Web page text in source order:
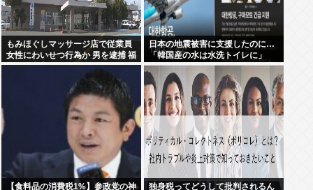
もみほぐしマッサージ店で従業員
女性にわいせつ行為か 男を逮捕 福
島・郡山市
日本の地震被害に支援したのに…
「韓国産の水は水洗トイレに」
【食料品の消費税1%】参政党の神
独身税ってどうして批判されるん